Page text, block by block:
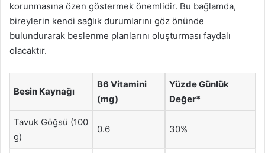
korunmasına özen göstermek önemlidir. Bu bağlamda,
bireylerin kendi sağlık durumlarını göz önünde
bulundurarak beslenme planlarını oluşturması faydalı
olacaktır.
Besin Kaynağı
B6 Vitamini
(mg)
Yüzde Günlük
Değer*
Tavuk Göğsü (100
g)
0.6 30%